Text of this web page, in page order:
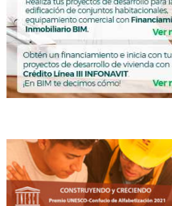
Ideas para la Ciudad… Lo que dije en